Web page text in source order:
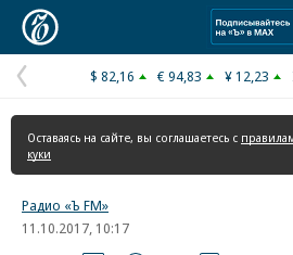
Предыдущая
страница
$ 82,16 € 94,83 ¥ 12,23
Оставаясь на сайте, вы соглашаетесь с
куки
Радио «Ъ FM»
11.10.2017, 10:17